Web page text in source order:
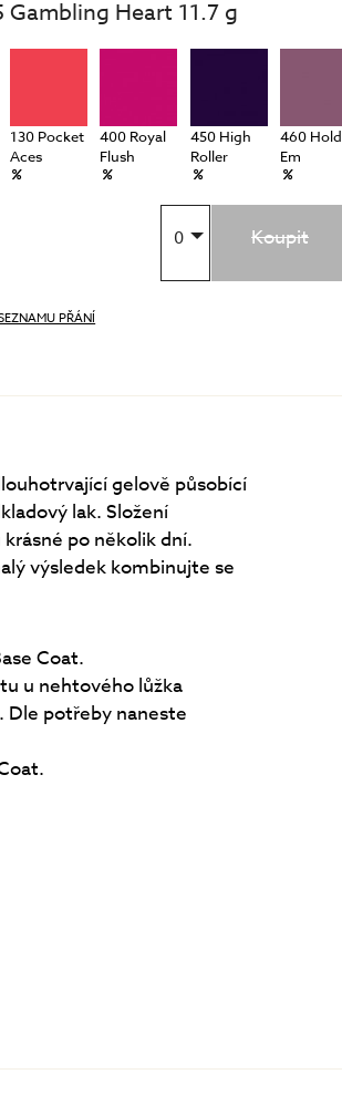
Heart 11.7 g
130 Pocket
Aces
400 Royal
Flush
450 High
Roller
460 Hold
Em
0 Koupit
PŘÁNÍ
gelově působící
lak. Složení
po několik dní.
výsledek kombinujte se
Coat.
u nehtového lůžka
Dle potřeby naneste